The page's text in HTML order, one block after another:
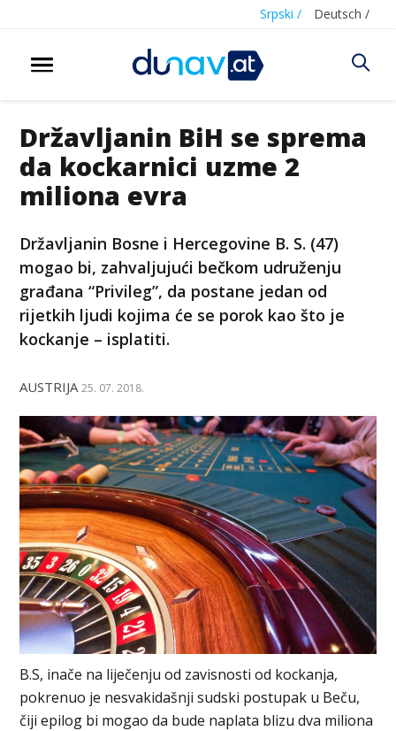
Srpski / Deutsch /
Državljanin BiH se sprema
da kockarnici uzme 2
miliona evra
Državljanin Bosne i Hercegovine B. S. (47)
mogao bi, zahvaljujući bečkom udruženju
građana “Privileg”, da postane jedan od
rijetkih ljudi kojima će se porok kao što je
kockanje – isplatiti.
AUSTRIJA 25. 07. 2018.
B.S, inače na liječenju od zavisnosti od kockanja,
pokrenuo je nesvakidašnji sudski postupak u Beču,
čiji epilog bi mogao da bude naplata blizu dva miliona